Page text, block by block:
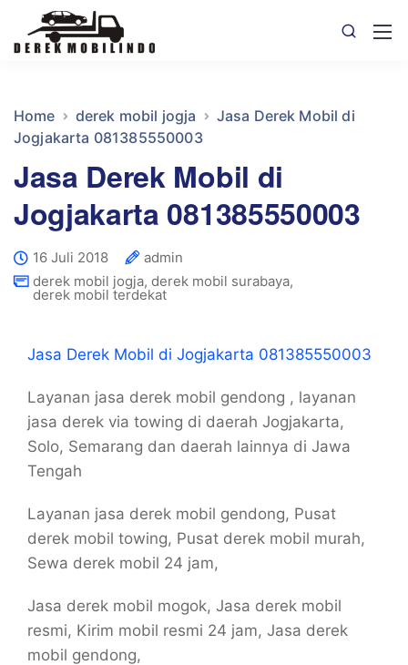
Home derek mobil jogja
Jasa Derek Mobil di
Jogjakarta 081385550003
Jasa Derek Mobil di
Jogjakarta 081385550003
16 Juli 2018
admin
derek mobil jogja, derek mobil surabaya,
derek mobil terdekat
Jasa Derek Mobil di Jogjakarta 081385550003
Layanan jasa derek mobil gendong , layanan
jasa derek via towing di daerah Jogjakarta,
Solo, Semarang dan daerah lainnya di Jawa
Tengah
Layanan jasa derek mobil gendong, Pusat
derek mobil towing, Pusat derek mobil murah,
Sewa derek mobil 24 jam,
Jasa derek mobil mogok, Jasa derek mobil
resmi, Kirim mobil resmi 24 jam, Jasa derek
mobil gendong,